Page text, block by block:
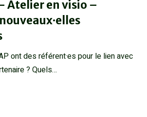
Atelier en visio –
ont des référent·es pour le lien avec
? Quels…